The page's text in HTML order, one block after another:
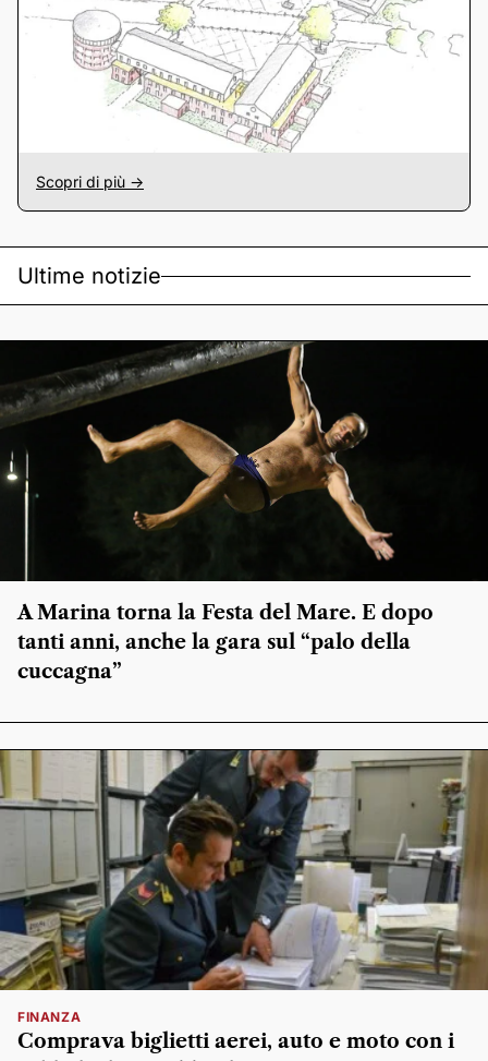
Scopri di più ->
Ultime notizie
A Marina torna la Festa del Mare. E dopo
tanti anni, anche la gara sul “palo della
cuccagna”
FINANZA
Comprava biglietti aerei, auto e moto con i